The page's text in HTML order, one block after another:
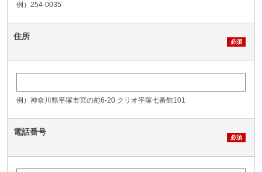
例）254-0035
住所
例）神奈川県平塚市宮の前6-20 クリオ平塚七番館101
電話番号